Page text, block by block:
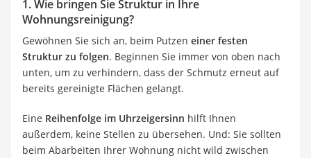
1. Wie bringen Sie Struktur in Ihre
Wohnungsreinigung?
Gewöhnen Sie sich an, beim Putzen einer festen
Struktur zu folgen. Beginnen Sie immer von oben nach
unten, um zu verhindern, dass der Schmutz erneut auf
bereits gereinigte Flächen gelangt.
Eine Reihenfolge im Uhrzeigersinn hilft Ihnen
außerdem, keine Stellen zu übersehen. Und: Sie sollten
beim Abarbeiten Ihrer Wohnung nicht wild zwischen